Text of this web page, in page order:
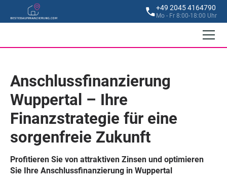
+49 2045 4164790
Mo - Fr 8:00-18:00 Uhr
Anschlussfinanzierung
Wuppertal – Ihre
Finanzstrategie für eine
sorgenfreie Zukunft
Profitieren Sie von attraktiven Zinsen und optimieren
Sie Ihre Anschlussfinanzierung in Wuppertal